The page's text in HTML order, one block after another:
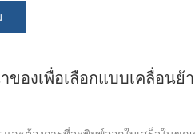
องเพื่อเลือกแบบเคลื่อนย้